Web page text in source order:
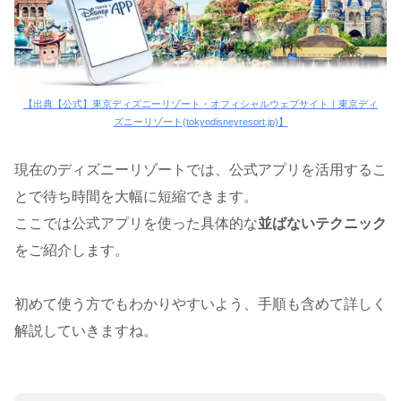
【出典【公式】東京ディズニーリゾート・オフィシャルウェブサイト｜東京ディ
ズニーリゾート(tokyodisneyresort.jp)】
現在のディズニーリゾートでは、公式アプリを活用するこ
とで待ち時間を大幅に短縮できます。
ここでは公式アプリを使った具体的な並ばないテクニック
をご紹介します。
初めて使う方でもわかりやすいよう、手順も含めて詳しく
解説していきますね。